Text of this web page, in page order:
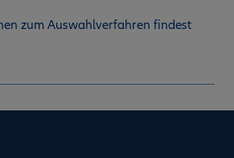
zum Auswahlverfahren findest